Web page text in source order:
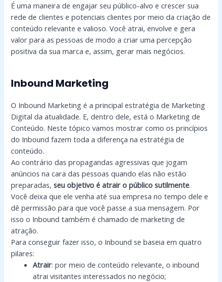
É uma maneira de engajar seu público-alvo e crescer sua
rede de clientes e potenciais clientes por meio da criação de
conteúdo relevante e valioso. Você atrai, envolve e gera
valor para as pessoas de modo a criar uma percepção
positiva da sua marca e, assim, gerar mais negócios.
Inbound Marketing
O Inbound Marketing é a principal estratégia de Marketing
Digital da atualidade. E, dentro dele, está o Marketing de
Conteúdo. Neste tópico vamos mostrar como os princípios
do Inbound fazem toda a diferença na estratégia de
conteúdo.
Ao contrário das propagandas agressivas que jogam
anúncios na cara das pessoas quando elas não estão
preparadas,seu objetivo é atrair o público sutilmente.
Você deixa que ele venha até sua empresa no tempo dele e
dê permissão para que você passe a sua mensagem. Por
isso o Inbound também é chamado de marketing de
atração.
Para conseguir fazer isso, o Inbound se baseia em quatro
pilares:
Atrair: por meio de conteúdo relevante, o inbound
atrai visitantes interessados no negócio;